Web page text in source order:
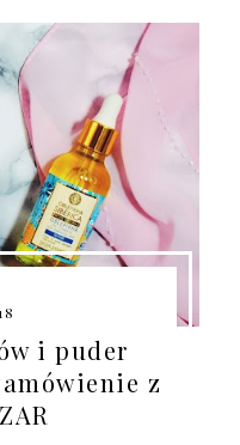
i puder
z